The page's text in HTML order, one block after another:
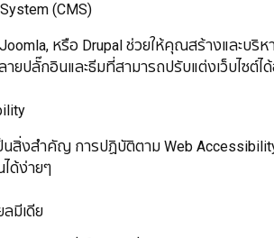
(CMS)
หรือ Drupal ช่วยให้คุณสร้างและบริหา
ยปลั๊กอินและธีมที่สามารถปรับแต่งเว็บไซต์ไ
งสำคัญ การปฏิบัติตาม Web Accessibility
ด้ง่ายๆ
มีเดีย